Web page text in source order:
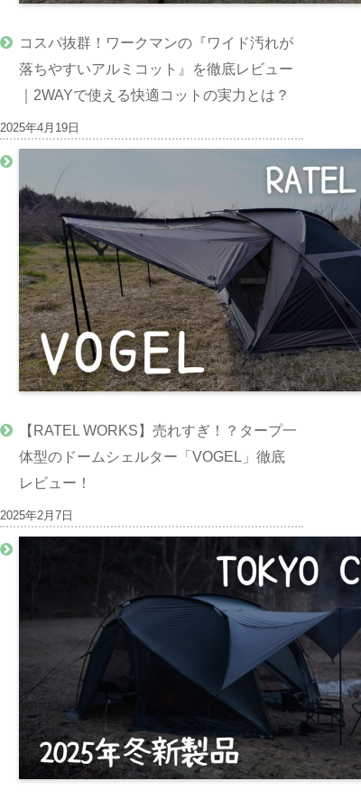
コスパ抜群！ワークマンの『ワイド汚れが
落ちやすいアルミコット』を徹底レビュー
｜2WAYで使える快適コットの実力とは？
2025年4月19日
【RATEL WORKS】売れすぎ！？タープ一
体型のドームシェルター「VOGEL」徹底
レビュー！
2025年2月7日